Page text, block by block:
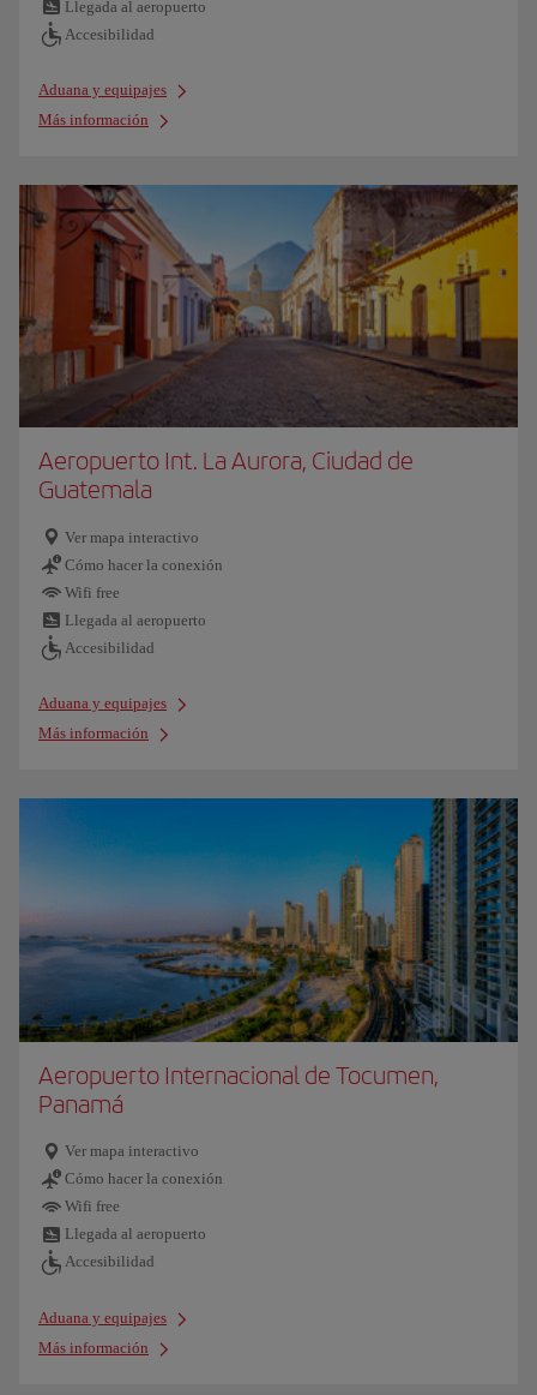
Llegada al aeropuerto
Accesibilidad
Aduana y equipajes
Más información
Aeropuerto Int. La Aurora, Ciudad de
Guatemala
Ver mapa interactivo
Cómo hacer la conexión
Wifi free
Llegada al aeropuerto
Accesibilidad
Aduana y equipajes
Más información
Aeropuerto Internacional de Tocumen,
Panamá
Ver mapa interactivo
Cómo hacer la conexión
Wifi free
Llegada al aeropuerto
Accesibilidad
Aduana y equipajes
Más información